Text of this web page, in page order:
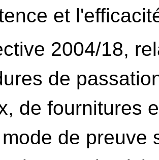
et
2004/18,
de
de fournitures
de preuve